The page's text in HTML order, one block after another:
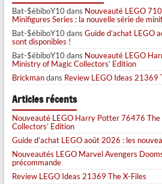
Bat-$ébiboY10dans Nouveauté LEGO
Minifigures Series : la nouvelle série de
Bat-$ébiboY10dans Guide d’achat LEGO
sont disponibles !
Bat-$ébiboY10dans Nouveauté LEGO
Ministry of Magic Collectors’ Edition
Brickmandans Review LEGO Ideas 21369
Articles récents
Nouveauté LEGO Harry Potter 76476
Collectors’ Edition
Guide d’achat LEGO août 2026 : les
Nouveautés LEGO Marvel Avengers
précommande
Review LEGO Ideas 21369 The X-Files